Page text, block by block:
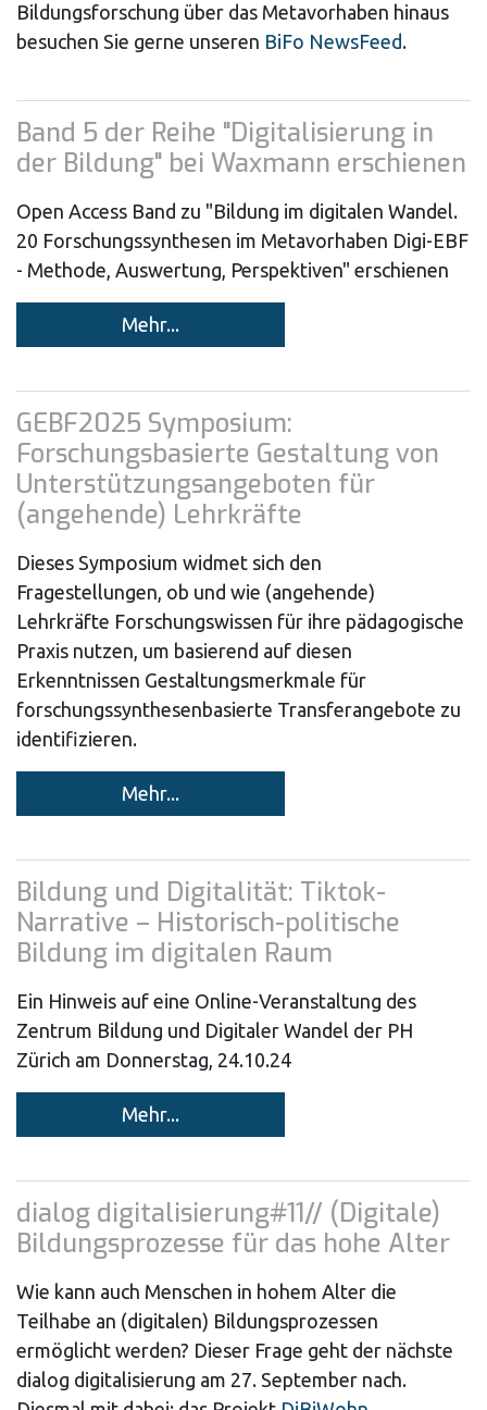
Bildungsforschung über das Metavorhaben hinaus
besuchen Sie gerne unseren BiFo NewsFeed.
Band 5 der Reihe "Digitalisierung in
der Bildung" bei Waxmann erschienen
Open Access Band zu "Bildung im digitalen Wandel.
20 Forschungssynthesen im Metavorhaben Digi-EBF
- Methode, Auswertung, Perspektiven" erschienen
Mehr...
GEBF2025 Symposium:
Forschungsbasierte Gestaltung von
Unterstützungsangeboten für
(angehende) Lehrkräfte
Dieses Symposium widmet sich den
Fragestellungen, ob und wie (angehende)
Lehrkräfte Forschungswissen für ihre pädagogische
Praxis nutzen, um basierend auf diesen
Erkenntnissen Gestaltungsmerkmale für
forschungssynthesenbasierte Transferangebote zu
identifizieren.
Mehr...
Bildung und Digitalität: Tiktok-
Narrative – Historisch-politische
Bildung im digitalen Raum
Ein Hinweis auf eine Online-Veranstaltung des
Zentrum Bildung und Digitaler Wandel der PH
Zürich am Donnerstag, 24.10.24
Mehr...
dialog digitalisierung#11// (Digitale)
Bildungsprozesse für das hohe Alter
Wie kann auch Menschen in hohem Alter die
Teilhabe an (digitalen) Bildungsprozessen
ermöglicht werden? Dieser Frage geht der nächste
dialog digitalisierung am 27. September nach.